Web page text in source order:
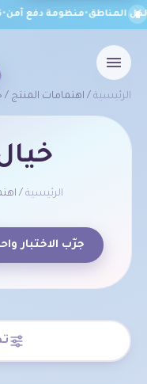
المناطق•منظومة دفع آمن•
الرئيسية / اهتمامات المنتج /
الرئيسية /
جرّب